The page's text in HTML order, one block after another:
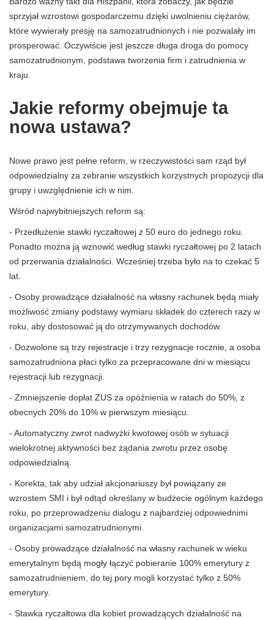
sprzyjał wzrostowi gospodarczemu dzięki uwolnieniu ciężarów,
które wywierały presję na samozatrudnionych i nie pozwalały im
prosperować. Oczywiście jest jeszcze długa droga do pomocy
samozatrudnionym, podstawa tworzenia firm i zatrudnienia w
kraju.
Jakie reformy obejmuje ta
nowa ustawa?
Nowe prawo jest pełne reform, w rzeczywistości sam rząd był
odpowiedzialny za zebranie wszystkich korzystnych propozycji dla
grupy i uwzględnienie ich w nim.
Wśród najwybitniejszych reform są:
- Przedłużenie stawki ryczałtowej z 50 euro do jednego roku.
Ponadto można ją wznowić według stawki ryczałtowej po 2 latach
od przerwania działalności. Wcześniej trzeba było na to czekać 5
lat.
- Osoby prowadzące działalność na własny rachunek będą miały
możliwość zmiany podstawy wymiaru składek do czterech razy w
roku, aby dostosować ją do otrzymywanych dochodów.
- Dozwolone są trzy rejestracje i trzy rezygnacje rocznie, a osoba
samozatrudniona płaci tylko za przepracowane dni w miesiącu
rejestracji lub rezygnacji.
- Zmniejszenie dopłat ZUS za opóźnienia w ratach do 50%, z
obecnych 20% do 10% w pierwszym miesiącu.
- Automatyczny zwrot nadwyżki kwotowej osób w sytuacji
wielokrotnej aktywności bez żądania zwrotu przez osobę
odpowiedzialną.
- Korekta, tak aby udział akcjonariuszy był powiązany ze
wzrostem SMI i był odtąd określany w budżecie ogólnym każdego
roku, po przeprowadzeniu dialogu z najbardziej odpowiednimi
organizacjami samozatrudnionymi.
- Osoby prowadzące działalność na własny rachunek w wieku
emerytalnym będą mogły łączyć pobieranie 100% emerytury z
samozatrudnieniem, do tej pory mogli korzystać tylko z 50%
emerytury.
- Stawka ryczałtowa dla kobiet prowadzących działalność na